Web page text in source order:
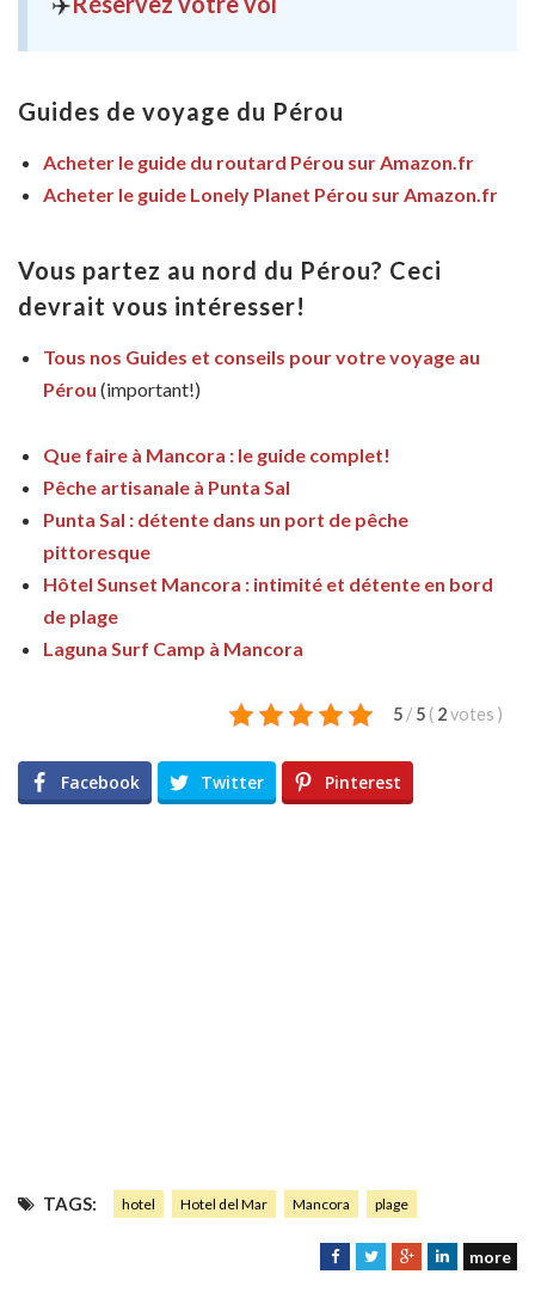
Guides de voyage du Pérou
Acheter le guide du routard Pérou sur Amazon.fr
Acheter le guide Lonely Planet Pérou sur Amazon.fr
Vous partez au nord du Pérou? Ceci
devrait vous intéresser!
Tous nos Guides et conseils pour votre voyage au
Pérou (important!)
Que faire à Mancora : le guide complet!
Pêche artisanale à Punta Sal
Punta Sal : détente dans un port de pêche
pittoresque
Hôtel Sunset Mancora : intimité et détente en bord
de plage
Laguna Surf Camp à Mancora
5 / 5 ( 2votes )
Facebook Twitter Pinterest
TAGS: hotel Hotel del Mar Mancora plage
F
T
G
L
more